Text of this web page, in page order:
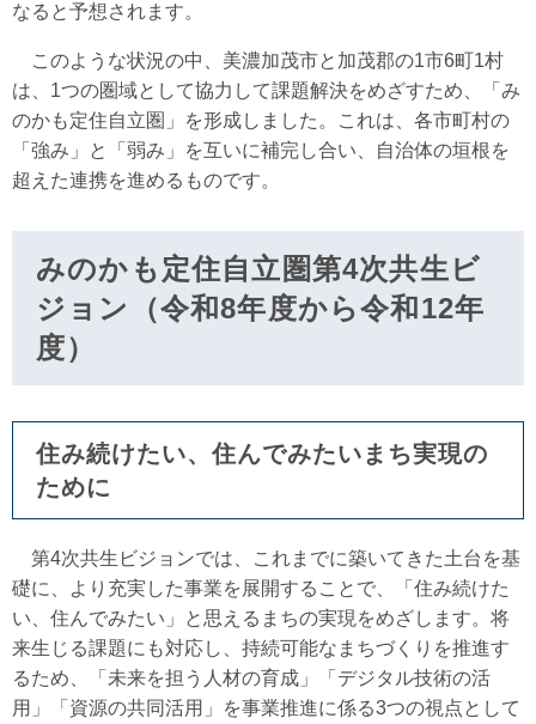
なると予想されます。
このような状況の中、美濃加茂市と加茂郡の1市6町1村
は、1つの圏域として協力して課題解決をめざすため、「み
のかも定住自立圏」を形成しました。これは、各市町村の
「強み」と「弱み」を互いに補完し合い、自治体の垣根を
超えた連携を進めるものです。
みのかも定住自立圏第4次共生ビ
ジョン（令和8年度から令和12年
度）
住み続けたい、住んでみたいまち実現の
ために
第4次共生ビジョンでは、これまでに築いてきた土台を基
礎に、より充実した事業を展開することで、「住み続けた
い、住んでみたい」と思えるまちの実現をめざします。将
来生じる課題にも対応し、持続可能なまちづくりを推進す
るため、「未来を担う人材の育成」「デジタル技術の活
用」「資源の共同活用」を事業推進に係る3つの視点として